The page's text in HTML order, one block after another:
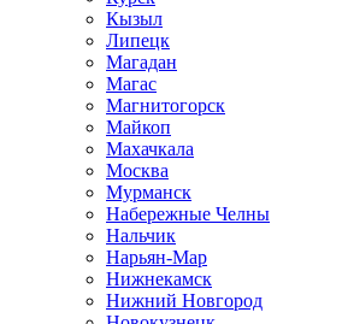
Кызыл
Липецк
Магадан
Магас
Магнитогорск
Майкоп
Махачкала
Москва
Мурманск
Набережные Челны
Нальчик
Нарьян-Мар
Нижнекамск
Нижний Новгород